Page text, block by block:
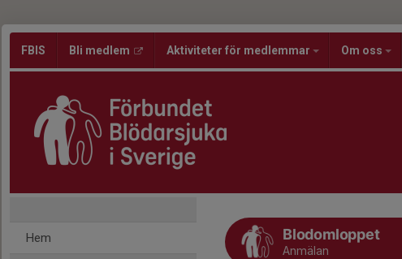
FBIS Bli medlem Aktiviteter för medlemmar Om oss
Hem Blodomloppet
Anmälan